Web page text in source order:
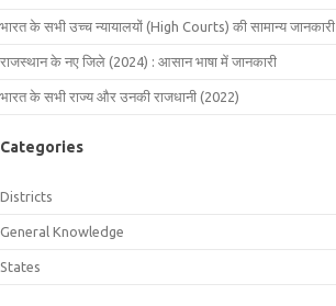
भारत के सभी उच्च न्यायालयों (High Courts) की सामान्य जानकारी
राजस्थान के नए जिले (2024) : आसान भाषा में जानकारी
भारत के सभी राज्य और उनकी राजधानी (2022)
Categories
Districts
General Knowledge
States